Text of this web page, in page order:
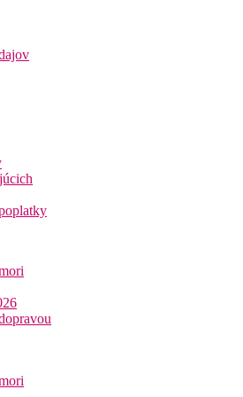
WC (sušič vlasov), klimatizácia,
nie je uvedené inak, majú izby vyššie
izba, Deluxe, Výhľad mora:
pri hoteli. Lehátka, slnečníky a
formou bufetu
tenis, tenis.
vodné športy na pláži.
zadarmo.